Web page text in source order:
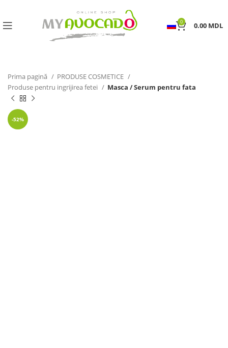
0 0.00 MDL
Prima pagină
PRODUSE COSMETICE
Produse pentru ingrijirea fetei
Masca / Serum pentru fata
-52%